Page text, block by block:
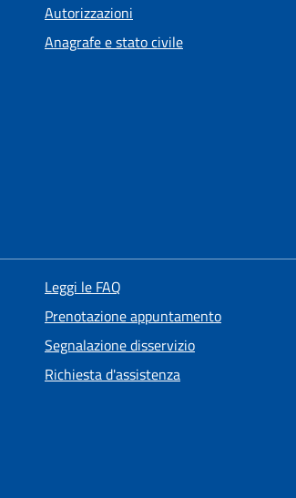
Autorizzazioni
Anagrafe e stato civile
Leggi le FAQ
Prenotazione appuntamento
Segnalazione disservizio
Richiesta d'assistenza